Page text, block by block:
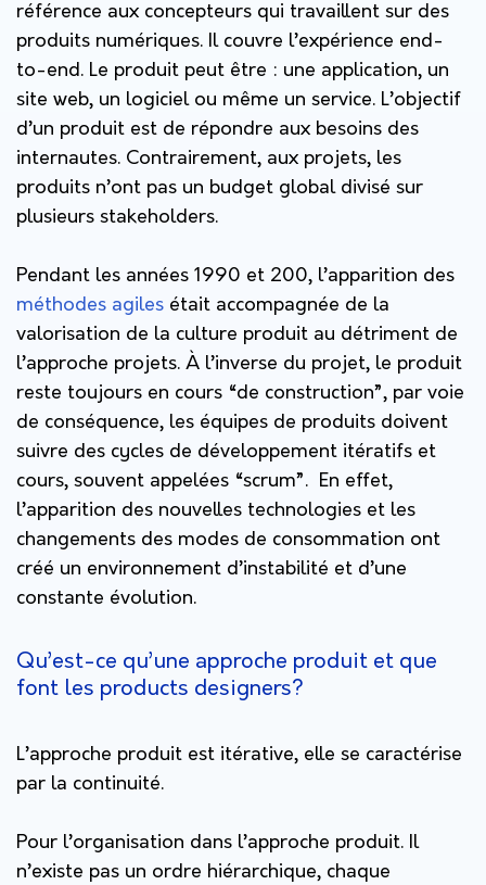
référence aux concepteurs qui travaillent sur des
produits numériques. Il couvre l’expérience end-
to-end. Le produit peut être : une application, un
site web, un logiciel ou même un service. L’objectif
d’un produit est de répondre aux besoins des
internautes. Contrairement, aux projets, les
produits n’ont pas un budget global divisé sur
plusieurs stakeholders.
Pendant les années 1990 et 200, l’apparition des
méthodes agiles était accompagnée de la
valorisation de la culture produit au détriment de
l’approche projets. À l’inverse du projet, le produit
reste toujours en cours “de construction”, par voie
de conséquence, les équipes de produits doivent
suivre des cycles de développement itératifs et
cours, souvent appelées “scrum”. En effet,
l’apparition des nouvelles technologies et les
changements des modes de consommation ont
créé un environnement d’instabilité et d’une
constante évolution.
Qu’est-ce qu’une approche produit et que
font les products designers?
L’approche produit est itérative, elle se caractérise
par la continuité.
Pour l’organisation dans l’approche produit. Il
n’existe pas un ordre hiérarchique, chaque